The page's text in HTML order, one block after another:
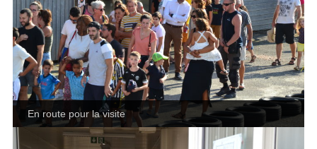
En route pour la visite